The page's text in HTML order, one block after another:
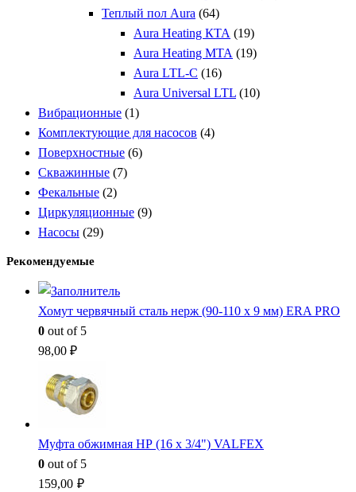
Теплый пол Aura (64)
Aura Heating КТА (19)
Aura Heating МТА (19)
Aura LTL-C (16)
Aura Universal LTL (10)
Вибрационные (1)
Комплектующие для насосов (4)
Поверхностные (6)
Скважинные (7)
Фекальные (2)
Циркуляционные (9)
Насосы (29)
Рекомендуемые
Хомут червячный сталь нерж (90-110 x 9 мм) ERA PRO
0 out of 5
98,00₽
Муфта обжимная НР (16 x 3/4") VALFEX
0 out of 5
159,00 ₽